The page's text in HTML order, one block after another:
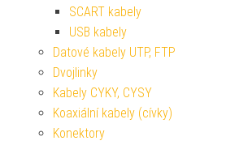
SCART kabely
USB kabely
Datové kabely UTP, FTP
Dvojlinky
Kabely CYKY, CYSY
Koaxiální kabely (cívky)
Konektory